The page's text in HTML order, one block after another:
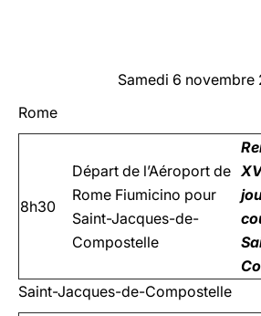
Samedi 6 novembre
Rome
8h30
Départ de l’Aéroport de
Rome Fiumicino pour
Saint-Jacques-de-
Compostelle
Saint-Jacques-de-Compostelle